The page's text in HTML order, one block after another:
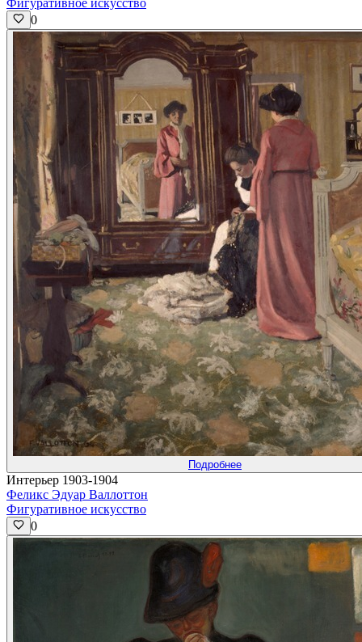
Фигуративное искусство
0
Подробнее
Интерьер 1903-1904
Феликс Эдуар Валлоттон
Фигуративное искусство
0